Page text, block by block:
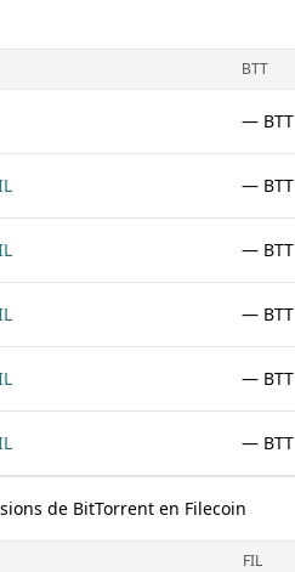
BTT
— BTT
— BTT
— BTT
— BTT
— BTT
— BTT
de BitTorrent en Filecoin
FIL